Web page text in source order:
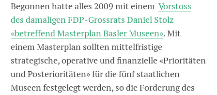
Begonnen hatte alles 2009 mit einemVorstoss
des damaligen FDP-Grossrats Daniel Stolz
«betreffend Masterplan Basler Museen». Mit
einem Masterplan sollten mittelfristige
strategische, operative und finanzielle «Prioritäten
und Posterioritäten» für die fünf staatlichen
Museen festgelegt werden, so die Forderung des